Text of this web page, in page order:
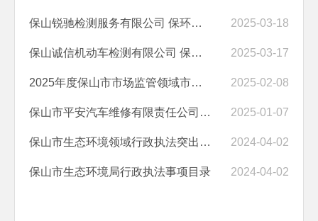
保山锐驰检测服务有限公司 保环罚（隆）〔2025〕3号 2025-03-18
保山诚信机动车检测有限公司 保环罚（隆）〔2025〕5号 2025-03-17
2025年度保山市市场监管领域市级部门“双随机、一公开”抽查工作计划 2025-02-08
保山市平安汽车维修有限责任公司隆阳分公司 保环罚〔2025〕3号 2025-01-07
保山市生态环境领域行政执法突出问题清单 2024-04-02
保山市生态环境局行政执法事项目录 2024-04-02